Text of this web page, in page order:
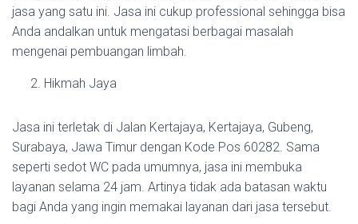
jasa yang satu ini. Jasa ini cukup professional sehingga bisa
Anda andalkan untuk mengatasi berbagai masalah
mengenai pembuangan limbah.
Hikmah Jaya
Jasa ini terletak di Jalan Kertajaya, Kertajaya, Gubeng,
Surabaya, Jawa Timur dengan Kode Pos 60282. Sama
seperti sedot WC pada umumnya, jasa ini membuka
layanan selama 24 jam. Artinya tidak ada batasan waktu
bagi Anda yang ingin memakai layanan dari jasa tersebut.